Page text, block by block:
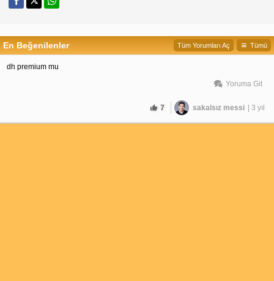
En Beğenilenler Tümü
Tüm Yorumları Aç
dh premium mu
Yoruma Git
7 sakalsız messi | 3 yıl